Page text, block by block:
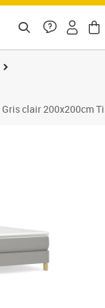
clair 200x200cm